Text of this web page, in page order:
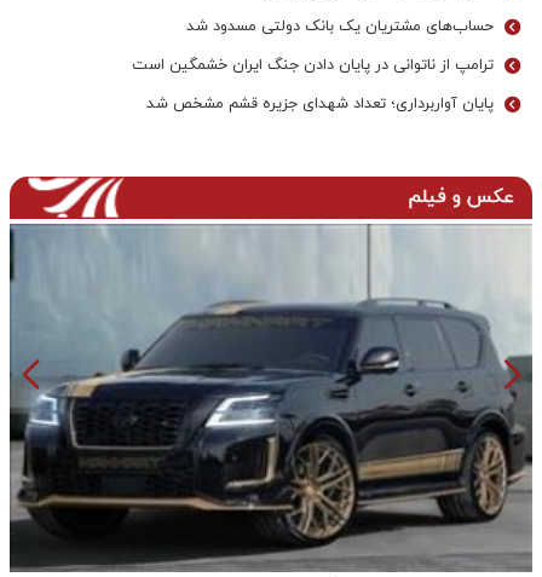
حساب‌های مشتریان یک بانک‌ دولتی مسدود شد
ترامپ از ناتوانی در پایان دادن جنگ ایران خشمگین است
پایان آواربرداری؛ تعداد شهدای جزیره قشم مشخص شد
عکس و فیلم